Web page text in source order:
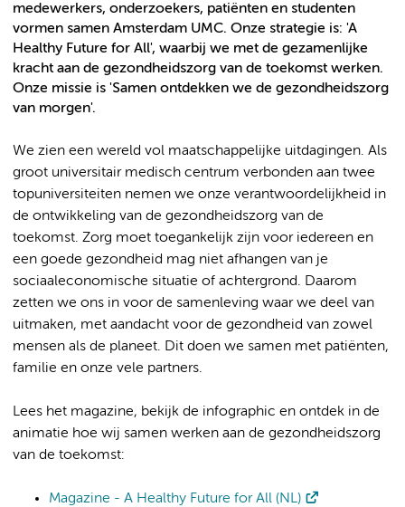
medewerkers, onderzoekers, patiënten en studenten
vormen samen Amsterdam UMC. Onze strategie is: 'A
Healthy Future for All', waarbij we met de gezamenlijke
kracht aan de gezondheidszorg van de toekomst werken.
Onze missie is 'Samen ontdekken we de gezondheidszorg
van morgen'.
We zien een wereld vol maatschappelijke uitdagingen. Als
groot universitair medisch centrum verbonden aan twee
topuniversiteiten nemen we onze verantwoordelijkheid in
de ontwikkeling van de gezondheidszorg van de
toekomst. Zorg moet toegankelijk zijn voor iedereen en
een goede gezondheid mag niet afhangen van je
sociaaleconomische situatie of achtergrond. Daarom
zetten we ons in voor de samenleving waar we deel van
uitmaken, met aandacht voor de gezondheid van zowel
mensen als de planeet. Dit doen we samen met patiënten,
familie en onze vele partners.
Lees het magazine, bekijk de infographic en ontdek in de
animatie hoe wij samen werken aan de gezondheidszorg
van de toekomst:
Magazine - A Healthy Future for All (NL)